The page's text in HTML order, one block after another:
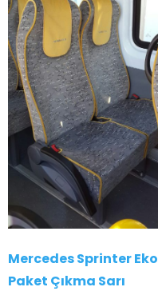
Mercedes Sprinter Eko
Paket Çıkma Sarı